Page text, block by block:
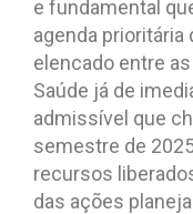
e fundamental
agenda prioritária
elencado entre
Saúde já de
admissível que
semestre de
recursos
das ações